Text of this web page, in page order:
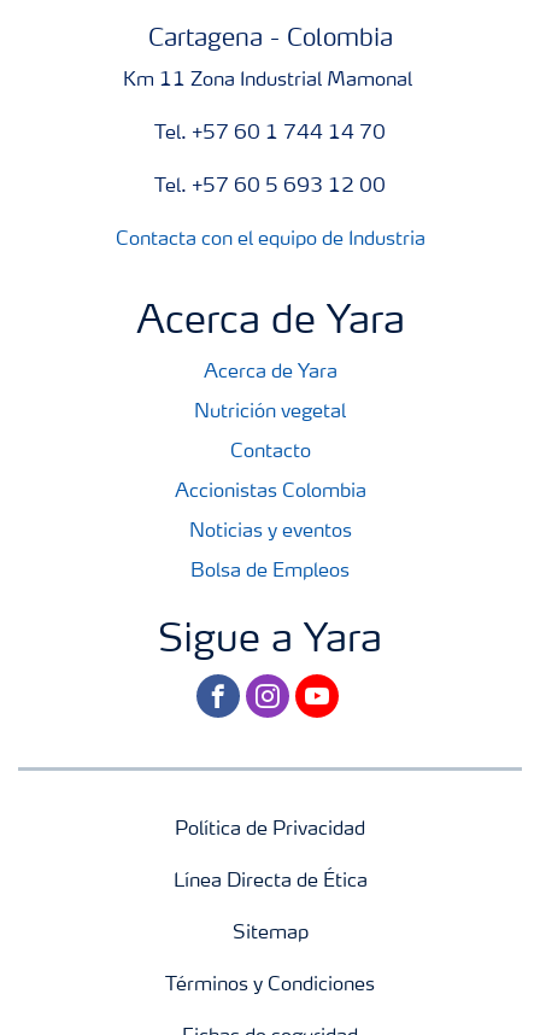
Cartagena - Colombia
Km 11 Zona Industrial Mamonal
Tel. +57 60 1 744 14 70
Tel. +57 60 5 693 12 00
Contacta con el equipo de Industria
Acerca de Yara
Acerca de Yara
Nutrición vegetal
Contacto
Accionistas Colombia
Noticias y eventos
Bolsa de Empleos
Sigue a Yara
facebookinstagram
youtube
Política de Privacidad
Línea Directa de Ética
Sitemap
Términos y Condiciones